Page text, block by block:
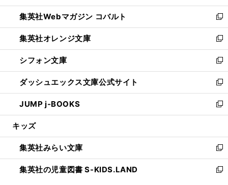
開
く
ウ
で
開
く
ン
ド
ウ
で
開
く
ウ
ィ
ン
ド
ウ
で
開
く
集英社Webマガジン コバルト
新
し
い
ウ
ィ
ン
ド
ウ
で
開
集英社オレンジ文庫
新
し
い
ウ
ィ
ン
ド
ウ
開
く
シフォン文庫
新
し
い
ウ
ィ
ン
ウ
で
開
く
ダッシュエックス文庫公式サイト
新
し
い
ウ
ン
ド
ウ
で
JUMP j-BOOKS
新
し
ウ
ィ
ン
ド
キッズ
集英社みらい文庫
新
し
い
集英社の児童図書 S-KIDS.LAND
新